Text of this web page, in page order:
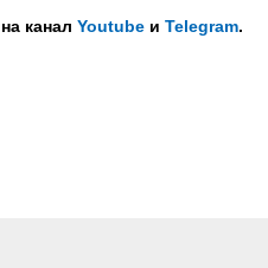
канал Youtube и Telegram.